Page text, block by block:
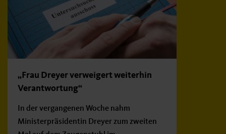
„Frau Dreyer verweigert weiterhin
Verantwortung“
In der vergangenen Woche nahm
Ministerpräsidentin Dreyer zum zweiten